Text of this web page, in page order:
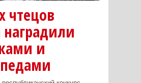
чтецов
наградили
и